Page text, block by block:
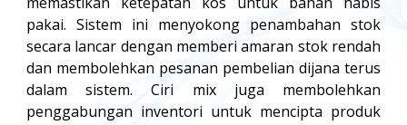
pakai. Sistem ini menyokong penambahan stok
secara lancar dengan memberi amaran stok rendah
dan membolehkan pesanan pembelian dijana terus
dalam sistem. Ciri mix juga membolehkan
penggabungan inventori untuk mencipta produk